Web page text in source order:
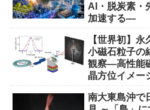
AI・脱炭素・
加速する―
【世界初】
小磁石粒子の
観察―高性能
晶方位イメ
南大東島沖で